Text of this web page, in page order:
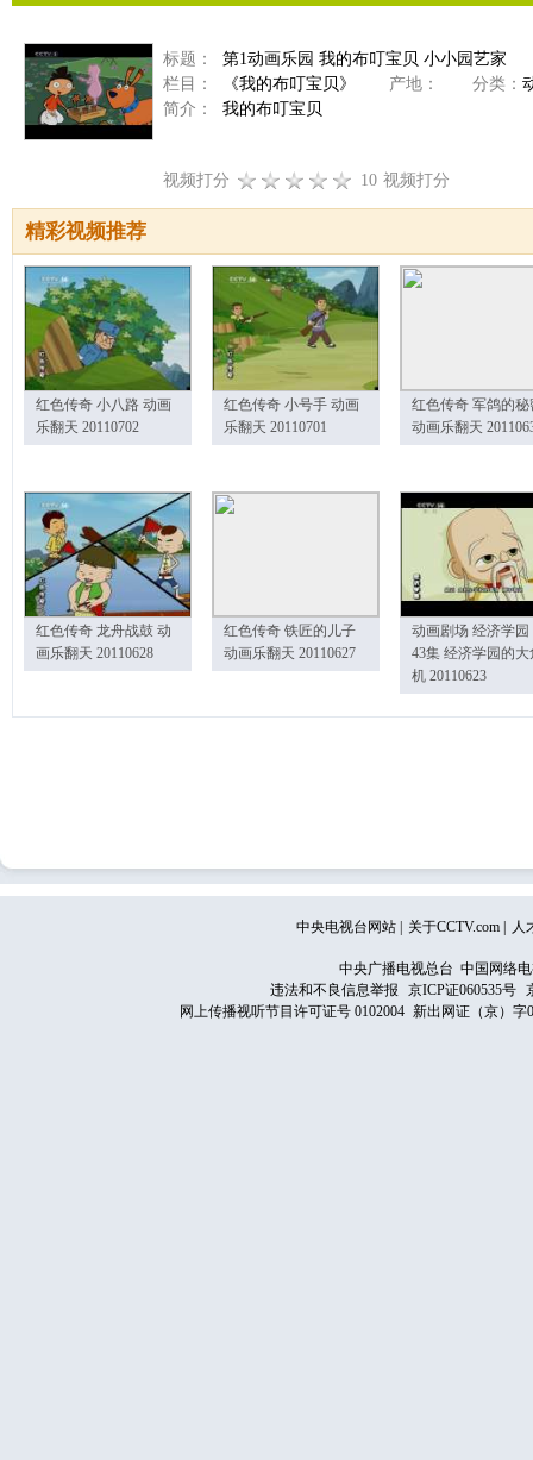
标题：
第1动画乐园 我的布叮宝贝 小小园艺家
栏目：
《我的布叮宝贝》 产地： 分类：
简介：
我的布叮宝贝
视频打分 10 视频打分
精彩视频推荐
红色传奇 小八路 动画
乐翻天 20110702
红色传奇 小号手 动画
乐翻天 20110701
红色传奇 军鸽的秘
动画乐翻天
红色传奇 龙舟战鼓 动
画乐翻天 20110628
红色传奇 铁匠的儿子
动画乐翻天 20110627
动画剧场 经济学园
43集 经济学园的大
机 20110623
中央电视台网站 关于CCTV.com 人
中央广播电视总台 中国网络
违法和不良信息举报
京ICP证060535号
网上传播视听节目许可证号 0102004 新出网证（京）